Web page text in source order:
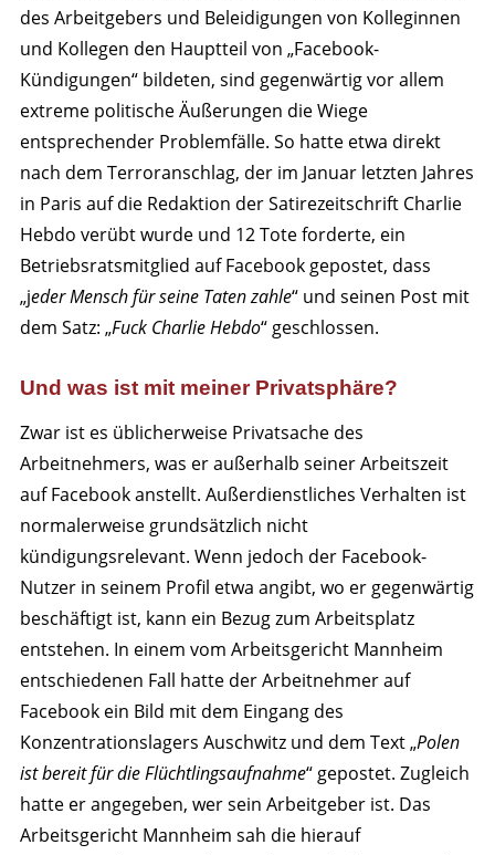
des Arbeitgebers und Beleidigungen von Kolleginnen
und Kollegen den Hauptteil von „Facebook-
Kündigungen“ bildeten, sind gegenwärtig vor allem
extreme politische Äußerungen die Wiege
entsprechender Problemfälle. So hatte etwa direkt
nach dem Terroranschlag, der im Januar letzten Jahres
in Paris auf die Redaktion der Satirezeitschrift Charlie
Hebdo verübt wurde und 12 Tote forderte, ein
Betriebsratsmitglied auf Facebook gepostet, dass
„jeder Mensch für seine Taten zahle“ und seinen Post mit
dem Satz: „Fuck Charlie Hebdo“ geschlossen.
Und was ist mit meiner Privatsphäre?
Zwar ist es üblicherweise Privatsache des
Arbeitnehmers, was er außerhalb seiner Arbeitszeit
auf Facebook anstellt. Außerdienstliches Verhalten ist
normalerweise grundsätzlich nicht
kündigungsrelevant. Wenn jedoch der Facebook-
Nutzer in seinem Profil etwa angibt, wo er gegenwärtig
beschäftigt ist, kann ein Bezug zum Arbeitsplatz
entstehen. In einem vom Arbeitsgericht Mannheim
entschiedenen Fall hatte der Arbeitnehmer auf
Facebook ein Bild mit dem Eingang des
Konzentrationslagers Auschwitz und dem Text „Polen
ist bereit für die Flüchtlingsaufnahme“ gepostet. Zugleich
hatte er angegeben, wer sein Arbeitgeber ist. Das
Arbeitsgericht Mannheim sah die hierauf